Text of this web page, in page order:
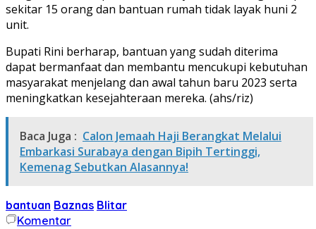
sekitar 15 orang dan bantuan rumah tidak layak huni 2
unit.
Bupati Rini berharap, bantuan yang sudah diterima
dapat bermanfaat dan membantu mencukupi kebutuhan
masyarakat menjelang dan awal tahun baru 2023 serta
meningkatkan kesejahteraan mereka. (ahs/riz)
Baca Juga : Calon Jemaah Haji Berangkat Melalui
Embarkasi Surabaya dengan Bipih Tertinggi,
Kemenag Sebutkan Alasannya!
bantuan Baznas Blitar
Komentar